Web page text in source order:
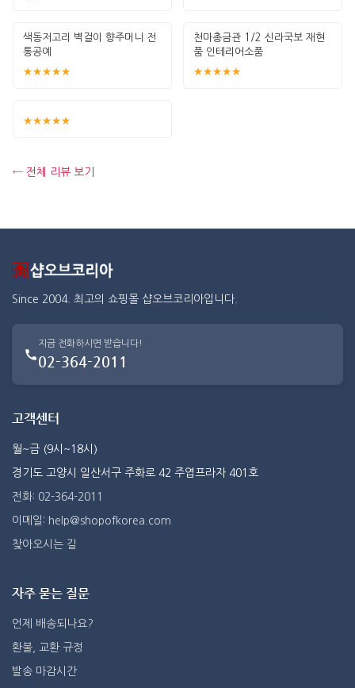
색동저고리 벽걸이 향주머니 전
통공예
★★★★★
천마총금관 1/2 신라국보 재현
품 인테리어소품
★★★★★
★★★★★
← 전체 리뷰 보기
Since 2004. 최고의 쇼핑몰 샵오브코리아입니다.
지금 전화하시면 받습니다!
02-364-2011
고객센터
월~금 (9시~18시)
경기도 고양시 일산서구 주화로 42 주엽프라자 401호
전화: 02-364-2011
이메일: help@shopofkorea.com
찾아오시는 길
자주 묻는 질문
언제 배송되나요?
환불, 교환 규정
발송 마감시간